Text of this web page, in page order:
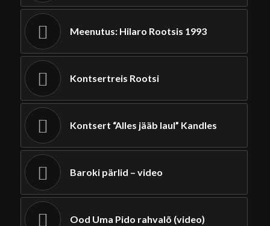
Meenutus: Hilaro Rootsis 1993
Kontsertreis Rootsi
Kontsert “Alles jääb laul” Kandles
Baroki pärlid – video
Ood Uma Pido rahvalõ (video)